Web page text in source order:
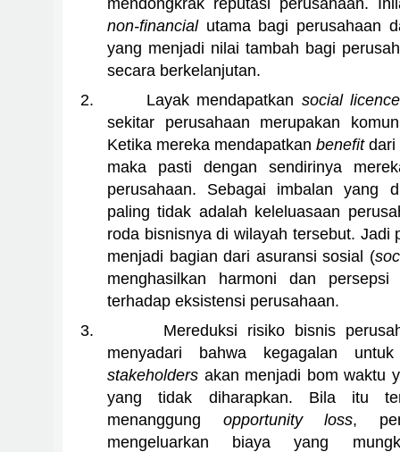
non-financial utama bagi perusahaan
yang menjadi nilai tambah bagi
secara berkelanjutan.
2.
Layak mendapatkan social
sekitar perusahaan merupakan
Ketika mereka mendapatkan benefitdari
maka pasti dengan sendirinya
perusahaan. Sebagai imbalan yang
paling tidak adalah keleluasaan
roda bisnisnya di wilayah tersebut. Jadi
menjadi bagian dari asuransi sosial (
menghasilkan harmoni dan
terhadap eksistensi perusahaan.
3.
Mereduksi risiko bisnis
menyadari bahwa kegagalan
stakeholders akan menjadi bom waktu
yang tidak diharapkan. Bila itu
menanggung opportunity loss,
mengeluarkan biaya yang